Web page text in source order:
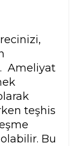
Ameliyat
teşhis
Bu